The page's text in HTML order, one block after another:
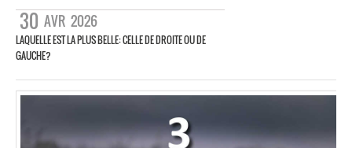
30 AVR 2026
LAQUELLE EST LA PLUS BELLE: CELLE DE DROITE OU DE
GAUCHE?